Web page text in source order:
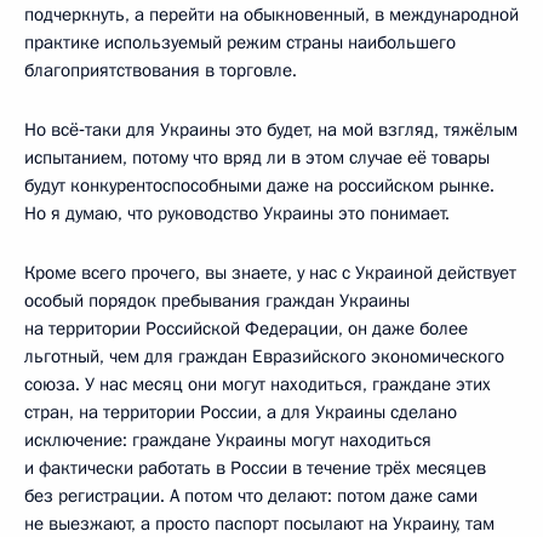
подчеркнуть, а перейти на обыкновенный, в международной
практике используемый режим страны наибольшего
благоприятствования в торговле.
Но всё‑таки для Украины это будет, на мой взгляд, тяжёлым
испытанием, потому что вряд ли в этом случае её товары
будут конкурентоспособными даже на российском рынке.
Но я думаю, что руководство Украины это понимает.
Кроме всего прочего, вы знаете, у нас с Украиной действует
особый порядок пребывания граждан Украины
на территории Российской Федерации, он даже более
льготный, чем для граждан Евразийского экономического
союза. У нас месяц они могут находиться, граждане этих
стран, на территории России, а для Украины сделано
исключение: граждане Украины могут находиться
и фактически работать в России в течение трёх месяцев
без регистрации. А потом что делают: потом даже сами
не выезжают, а просто паспорт посылают на Украину, там